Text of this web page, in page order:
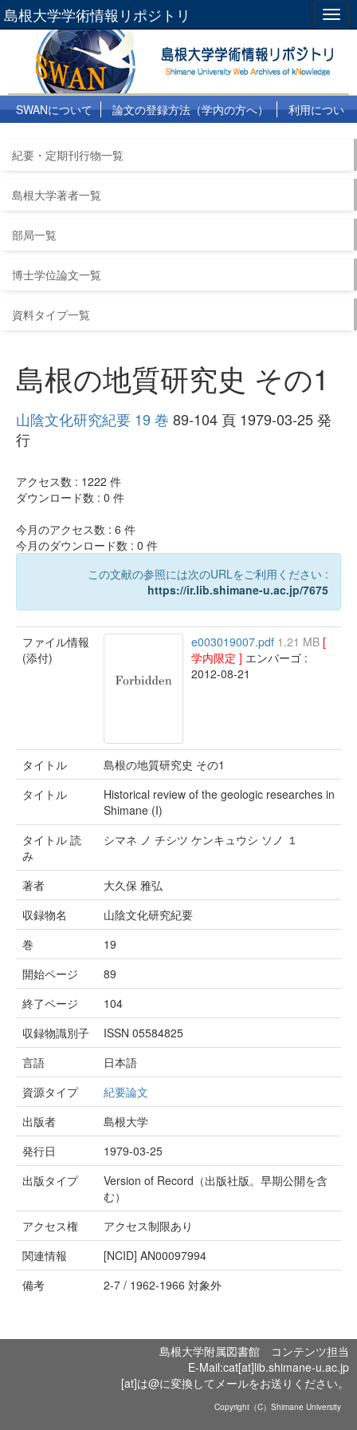
島根大学学術情報リポジトリ
SWANについて 論文の登録方法（学内の方へ）
利用につい
紀要・定期刊行物一覧
島根大学著者一覧
部局一覧
博士学位論文一覧
資料タイプ一覧
島根の地質研究史 その1
山陰文化研究紀要 19 巻 89-104 頁 1979-03-25 発
行
アクセス数 : 1222 件
ダウンロード数 : 0 件
今月のアクセス数 : 6 件
今月のダウンロード数 : 0 件
この文献の参照には次のURLをご利用ください :
https://ir.lib.shimane-u.ac.jp/7675
ファイル情報
(添付)
e003019007.pdf 1.21 MB [
学内限定 ] エンバーゴ :
2012-08-21
タイトル
島根の地質研究史 その1
タイトル
Historical review of the geologic researches in
Shimane (I)
タイトル 読
み
シマネ ノ チシツ ケンキュウシ ソノ １
著者
大久保 雅弘
収録物名
山陰文化研究紀要
巻
19
開始ページ
89
終了ページ
104
収録物識別子
ISSN 05584825
言語
日本語
資源タイプ
紀要論文
出版者
島根大学
発行日
1979-03-25
出版タイプ
Version of Record（出版社版。早期公開を含
む）
アクセス権
アクセス制限あり
関連情報
[NCID] AN00097994
備考
2-7 / 1962-1966 対象外
島根大学附属図書館 コンテンツ担当
E-Mail:cat[at]lib.shimane-u.ac.jp
[at]は@に変換してメールをお送りください。
Copyright（C）Shimane University